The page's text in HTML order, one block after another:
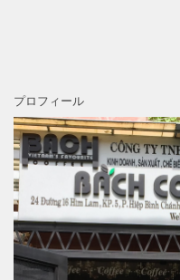
プロフィール